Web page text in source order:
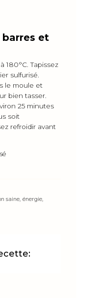
et
180°C. Tapissez
sulfurisé.
le moule et
bien tasser.
25 minutes
soit
refroidir avant
saine, énergie,